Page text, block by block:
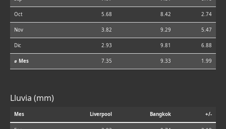
Oct 5.68 8.42 2.74
Nov 3.82 9.29 5.47
Dic 2.93 9.81 6.88
⌀ Mes 7.35 9.33 1.99
Lluvia (mm)
Mes Liverpool Bangkok +/-